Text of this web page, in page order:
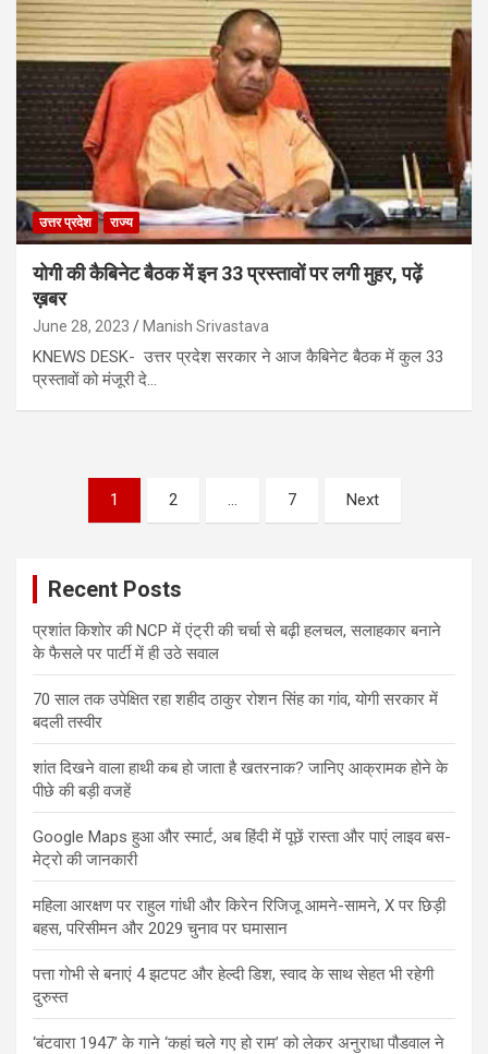
उत्तर प्रदेश राज्य
योगी की कैबिनेट बैठक में इन 33 प्रस्तावों पर लगी मुहर, पढ़ें
ख़बर
June 28, 2023 Manish Srivastava
KNEWS DESK- उत्तर प्रदेश सरकार ने आज कैबिनेट बैठक में कुल 33
प्रस्तावों को मंजूरी दे…
pagination
1 2 … 7 Next
Recent Posts
प्रशांत किशोर की NCP में एंट्री की चर्चा से बढ़ी हलचल, सलाहकार बनाने
के फैसले पर पार्टी में ही उठे सवाल
70 साल तक उपेक्षित रहा शहीद ठाकुर रोशन सिंह का गांव, योगी सरकार में
बदली तस्वीर
शांत दिखने वाला हाथी कब हो जाता है खतरनाक? जानिए आक्रामक होने के
पीछे की बड़ी वजहें
Google Maps हुआ और स्मार्ट, अब हिंदी में पूछें रास्ता और पाएं लाइव बस-
मेट्रो की जानकारी
महिला आरक्षण पर राहुल गांधी और किरेन रिजिजू आमने-सामने, X पर छिड़ी
बहस, परिसीमन और 2029 चुनाव पर घमासान
पत्ता गोभी से बनाएं 4 झटपट और हेल्दी डिश, स्वाद के साथ सेहत भी रहेगी
दुरुस्त
‘बंटवारा 1947’ के गाने ‘कहां चले गए हो राम’ को लेकर अनुराधा पौडवाल ने